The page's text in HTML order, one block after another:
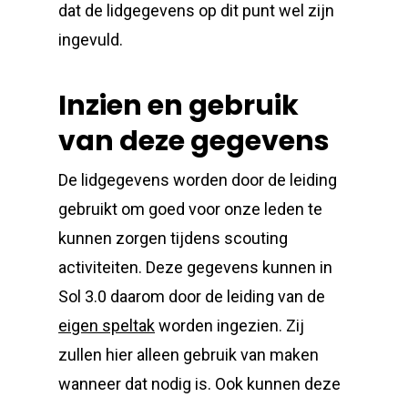
dat de lidgegevens op dit punt wel zijn
ingevuld.
Inzien en gebruik
van deze gegevens
De lidgegevens worden door de leiding
gebruikt om goed voor onze leden te
kunnen zorgen tijdens scouting
activiteiten. Deze gegevens kunnen in
Sol 3.0 daarom door de leiding van de
eigen speltakworden ingezien. Zij
zullen hier alleen gebruik van maken
wanneer dat nodig is. Ook kunnen deze